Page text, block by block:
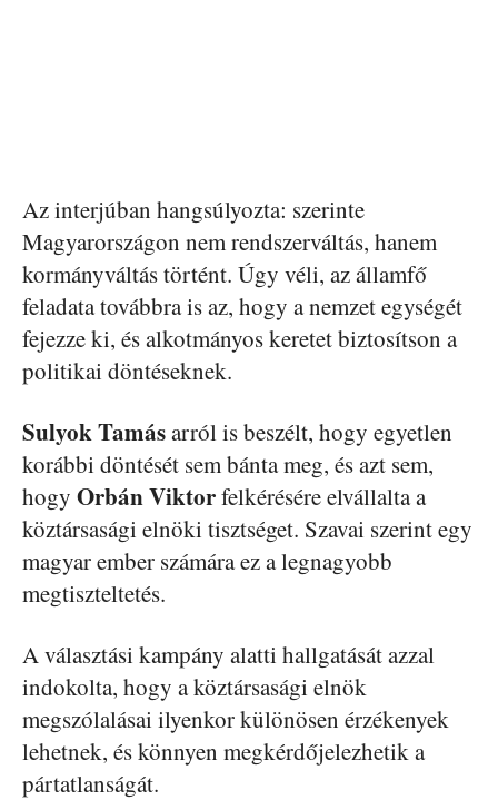
Az interjúban hangsúlyozta: szerinte
Magyarországon nem rendszerváltás, hanem
kormányváltás történt. Úgy véli, az államfő
feladata továbbra is az, hogy a nemzet egységét
fejezze ki, és alkotmányos keretet biztosítson a
politikai döntéseknek.
Sulyok Tamásarról is beszélt, hogy egyetlen
korábbi döntését sem bánta meg, és azt sem,
hogy Orbán Viktorfelkérésére elvállalta a
köztársasági elnöki tisztséget. Szavai szerint egy
magyar ember számára ez a legnagyobb
megtiszteltetés.
A választási kampány alatti hallgatását azzal
indokolta, hogy a köztársasági elnök
megszólalásai ilyenkor különösen érzékenyek
lehetnek, és könnyen megkérdőjelezhetik a
pártatlanságát.